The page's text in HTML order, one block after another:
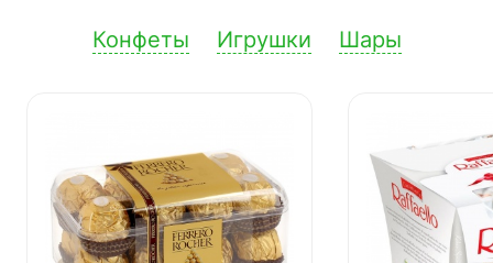
Конфеты Игрушки Шары